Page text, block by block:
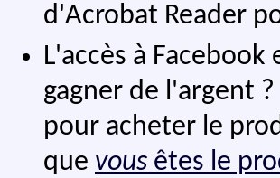
d'Acrobat Reader
L'accès à
gagner de l'argent
pour acheter le
que vous êtes le